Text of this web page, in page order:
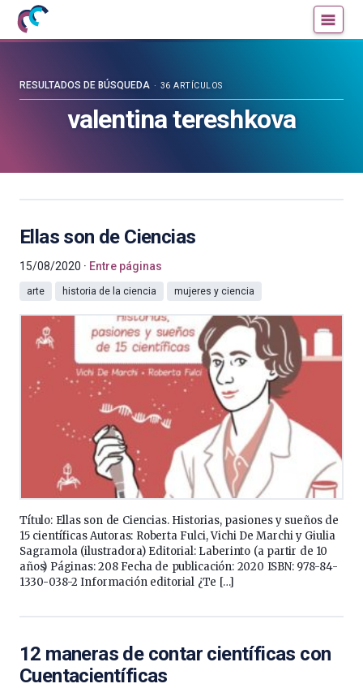
Mujeres
con
blog
valentina tereshkova
RESULTADOS DE BÚSQUEDA 36 ARTÍCULOS
Ellas son de Ciencias
15/08/2020 Entre páginas
arte historia de la ciencia mujeres y ciencia
Título: Ellas son de Ciencias. Historias, pasiones y sueños de
15 científicas Autoras: Roberta Fulci, Vichi De Marchi y Giulia
Sagramola (ilustradora) Editorial: Laberinto (a partir de 10
años) Páginas: 208 Fecha de publicación: 2020 ISBN: 978-84-
1330-038-2 Información editorial ¿Te […]
12 maneras de contar científicas con
Cuentacientíficas